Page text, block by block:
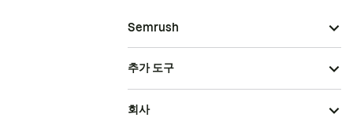
Semrush
추가 도구
회사